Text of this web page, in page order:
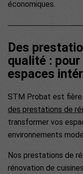
économiques.
Des
qualité :
espaces
STM Probat est
des prestations de
transformer vos
environnements
Nos prestations de
rénovation de